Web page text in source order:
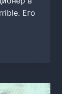
Его